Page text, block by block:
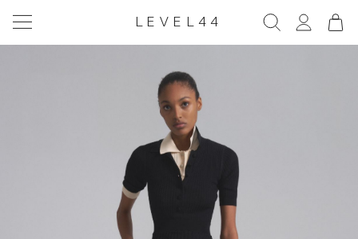
LEVEL44